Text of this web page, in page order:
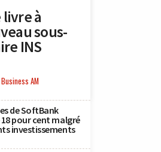
livre à
sous-
INS
Business AM
de SoftBank
pour cent malgré
investissements